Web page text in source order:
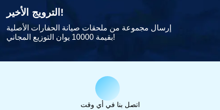
الترويج الأخير!
إرسال مجموعة من ملحقات صيانة الحفارات الأصلية
بقيمة 10000 يوان التوزيع المجاني!
اتصل بنا في أي وقت